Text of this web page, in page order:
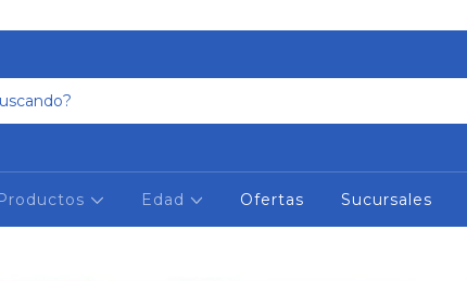
Edad Ofertas Sucursales